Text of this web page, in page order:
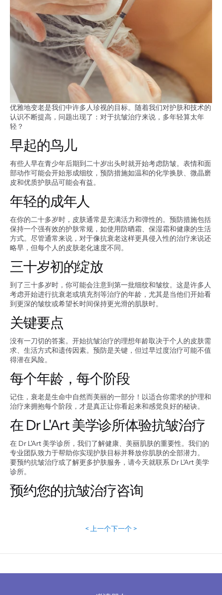
优雅地变老是我们中许多人珍视的目标。随着我们对护肤和技术的
认识不断提高，问题出现了：对于抗皱治疗来说，多年轻算太年
轻？
早起的鸟儿
有些人早在青少年后期到二十岁出头时就开始考虑防皱。表情和面
部动作可能会开始形成细纹，预防措施如温和的化学换肤、微晶磨
皮和优质护肤品可能会有益。
年轻的成年人
在你的二十多岁时，皮肤通常是充满活力和弹性的。预防措施包括
保持一个强有效的护肤常规，如使用防晒霜、保湿霜和健康的生活
方式。尽管通常来说，对于像抗衰老这样更具侵入性的治疗来说还
略早，但每个人的皮肤老化速度不同。
三十岁初的绽放
到了三十多岁时，你可能会注意到第一批细纹和皱纹。这是许多人
考虑开始进行抗衰老或填充剂等治疗的年龄，尤其是当他们开始看
到更深的皱纹或希望长时间保持更光滑的肌肤时。
关键要点
没有一刀切的答案。开始抗皱治疗的理想年龄取决于个人的皮肤需
求、生活方式和遗传因素。预防是关键，但过早过度治疗可能不值
得潜在风险。
每个年龄，每个阶段
记住，衰老是生命中自然而美丽的一部分！以适合你需求的护理和
治疗来拥抱每个阶段，才是真正让你看起来和感觉良好的秘诀。
在 Dr L'Art 美学诊所体验抗皱治疗
在 Dr L'Art 美学诊所，我们了解健康、美丽肌肤的重要性。我们的
专业团队致力于帮助你实现护肤目标并释放你肌肤的全部潜力。
要预约抗皱治疗或了解更多护肤服务，请今天就联系 Dr L'Art 美学
诊所。
预约您的抗皱治疗咨询
< 上一个下一个 >